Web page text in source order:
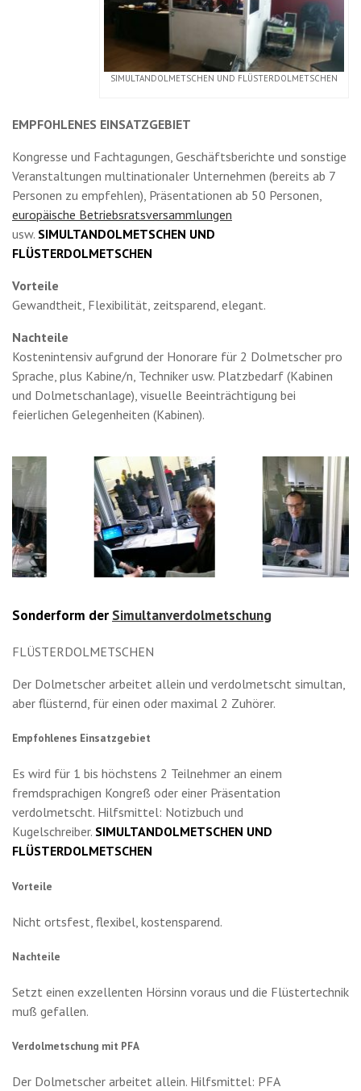
SIMULTANDOLMETSCHEN UND FLÜSTERDOLMETSCHEN
EMPFOHLENES EINSATZGEBIET
Kongresse und Fachtagungen, Geschäftsberichte und sonstige
Veranstaltungen multinationaler Unternehmen (bereits ab 7
Personen zu empfehlen), Präsentationen ab 50 Personen,
europäische Betriebsratsversammlungen
usw. SIMULTANDOLMETSCHEN UND
FLÜSTERDOLMETSCHEN
Vorteile
Gewandtheit, Flexibilität, zeitsparend, elegant.
Nachteile
Kostenintensiv aufgrund der Honorare für 2 Dolmetscher pro
Sprache, plus Kabine/n, Techniker usw. Platzbedarf (Kabinen
und Dolmetschanlage), visuelle Beeinträchtigung bei
feierlichen Gelegenheiten (Kabinen).
Sonderform der Simultanverdolmetschung
FLÜSTERDOLMETSCHEN
Der Dolmetscher arbeitet allein und verdolmetscht simultan,
aber flüsternd, für einen oder maximal 2 Zuhörer.
Empfohlenes Einsatzgebiet
Es wird für 1 bis höchstens 2 Teilnehmer an einem
fremdsprachigen Kongreß oder einer Präsentation
verdolmetscht. Hilfsmittel: Notizbuch und
Kugelschreiber. SIMULTANDOLMETSCHEN UND
FLÜSTERDOLMETSCHEN
Vorteile
Nicht ortsfest, flexibel, kostensparend.
Nachteile
Setzt einen exzellenten Hörsinn voraus und die Flüstertechnik
muß gefallen.
Verdolmetschung mit PFA
Der Dolmetscher arbeitet allein. Hilfsmittel: PFA